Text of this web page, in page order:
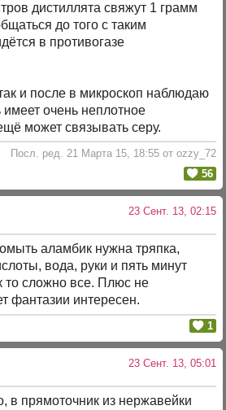
дистиллята свяжут 1 грамм
до того с таким
в противогазе
и после в микроскоп наблюдаю
очень неплотное
может связывать серу.
Посл. ред. 21 Марта 15, 18:55 от ozzy_72
56
23 Сент. 13, 02:15
аламбик нужна тряпка,
вода, руки и пять минут
то сложно все. Плюс не
фантазии интересен.
1
23 Сент. 13, 05:01
в прямоточник из нержавейки